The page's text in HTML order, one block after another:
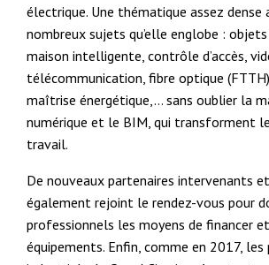
électrique. Une thématique assez dense
nombreux sujets qu’elle englobe :
maison intelligente, contrôle d’accès,
télécommunication, fibre optique
maîtrise énergétique,… sans oublier la
numérique et le BIM, qui transforment
travail.
De nouveaux partenaires intervenants
également rejoint le rendez-vous pour
professionnels les moyens de financer et
équipements. Enfin, comme en 2017, les